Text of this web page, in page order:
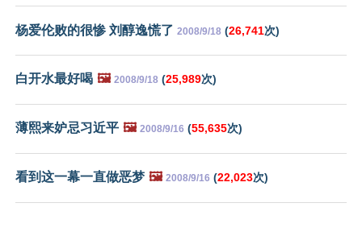
杨爱伦败的很惨 刘醇逸慌了 2008/9/18 (26,741次)
白开水最好喝 🖼️ 2008/9/18 (25,989次)
薄熙来妒忌习近平 🖼️ 2008/9/16 (55,635次)
看到这一幕一直做恶梦 🖼️ 2008/9/16 (22,023次)